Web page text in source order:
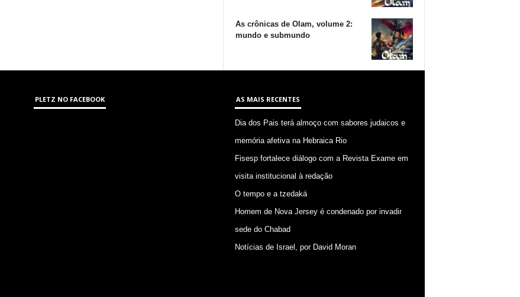
As crônicas de Olam, volume 2:
mundo e submundo
PLETZ NO FACEBOOK AS MAIS RECENTES
Dia dos Pais terá almoço com sabores judaicos e
memória afetiva na Hebraica Rio
Fisesp fortalece diálogo com a Revista Exame em
visita institucional à redação
O tempo e a tzedaká
Homem de Nova Jersey é condenado por invadir
sede do Chabad
Notícias de Israel, por David Moran